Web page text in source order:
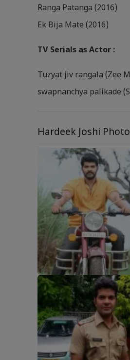
Ranga Patanga (2016)
Ek Bija Mate (2016)
TV Serials as Actor :
Tuzyat jiv rangala (Zee
swapnanchya palikade
Hardeek Joshi